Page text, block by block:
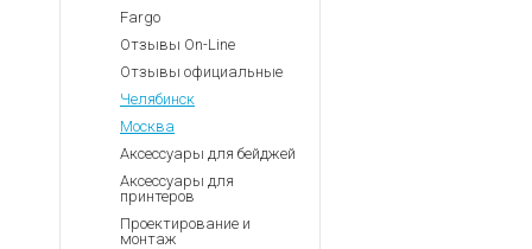
Fargo
Отзывы On-Line
Отзывы официальные
Челябинск
Москва
Аксессуары для бейджей
Аксессуары для
принтеров
Проектирование и
монтаж